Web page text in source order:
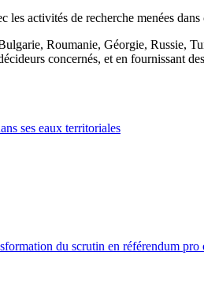
activités de recherche menées
Roumanie, Géorgie,
concernés, et en fournissant
ses eaux territoriales
du scrutin en référendum pro